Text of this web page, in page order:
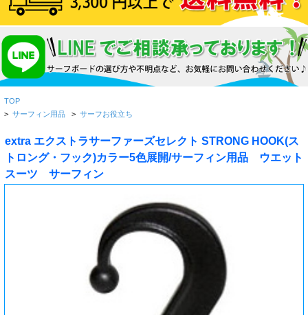
TOP
> サーフィン用品 > サーフお役立ち
extra エクストラサーファーズセレクト STRONG HOOK(ス
トロング・フック)カラー5色展開/サーフィン用品 ウエット
スーツ サーフィン